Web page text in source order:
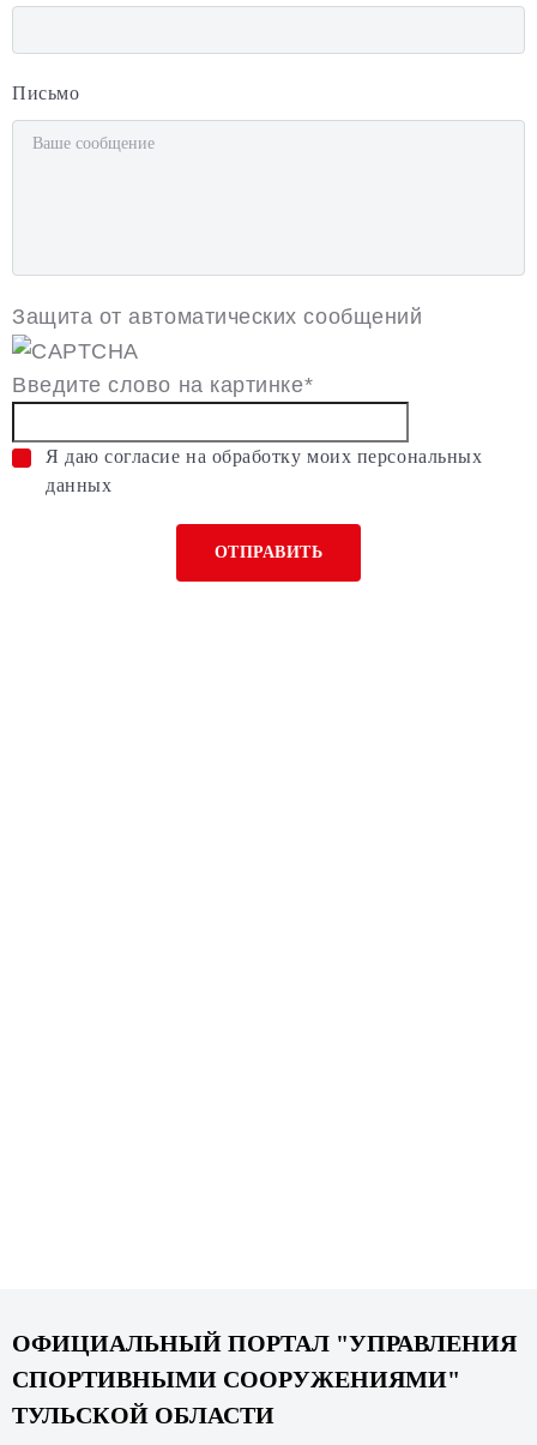
Письмо
Защита от автоматических сообщений
Введите слово на картинке*
Я даю согласие на обработку моих персональных
данных
ОФИЦИАЛЬНЫЙ ПОРТАЛ "УПРАВЛЕНИЯ
СПОРТИВНЫМИ СООРУЖЕНИЯМИ"
ТУЛЬСКОЙ ОБЛАСТИ